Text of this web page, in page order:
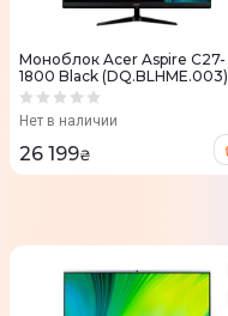
Моноблок Acer Aspire C27-
1800 Black (DQ.BLHME.003)
Нет в наличии
26 199₴